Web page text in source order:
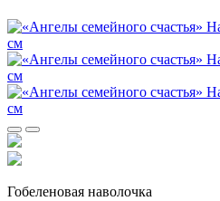
Гобеленовая наволочка